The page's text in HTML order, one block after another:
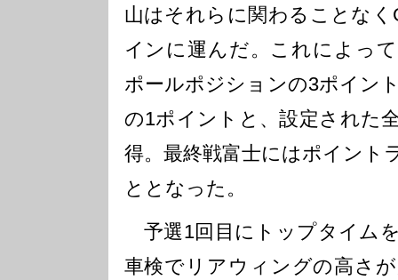
山はそれらに関わることな
インに運んだ。これによっ
ポールポジションの3ポイン
の1ポイントと、設定された
得。最終戦富士にはポイント
ととなった。
予選1回目にトップタイム
車検でリアウィングの高さ